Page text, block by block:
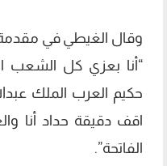
وقال الغيطي في
“أنا بعزي كل الشعب
حكيم العرب الملك
اقف دقيقة حداد أنا
الفاتحة”.